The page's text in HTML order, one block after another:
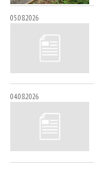
05.08.2026
04.08.2026